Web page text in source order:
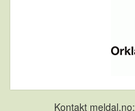
Kontakt meldal.no: